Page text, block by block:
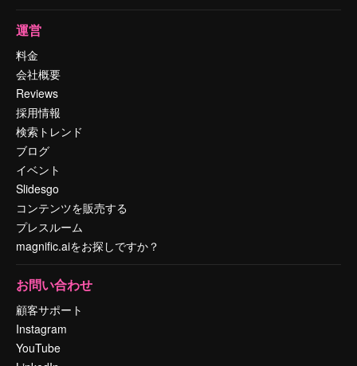
運営
料金
会社概要
Reviews
採用情報
検索トレンド
ブログ
イベント
Slidesgo
コンテンツを販売する
プレスルーム
magnific.aiをお探しですか？
お問い合わせ
顧客サポート
Instagram
YouTube